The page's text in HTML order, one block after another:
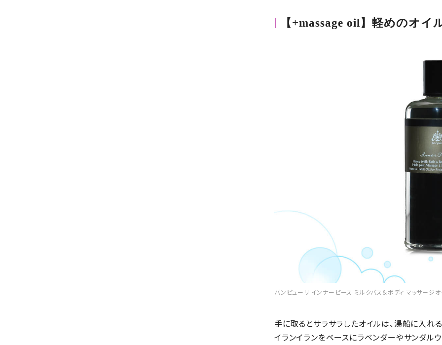
【+massage oil】軽めのオイ
パンピューリ インナーピース ミルクバス＆ボディ マッサー
手に取るとサラサラしたオイルは、湯船に入れ
イランイランをベースにラベンダーやサンダル